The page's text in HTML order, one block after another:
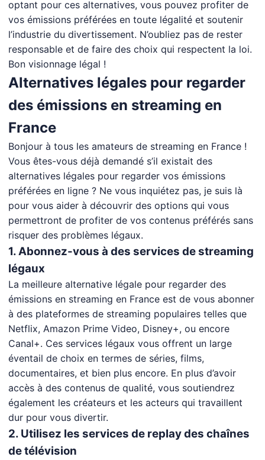
optant pour ces alternatives, vous pouvez profiter de
vos émissions préférées en toute légalité et soutenir
l’industrie du divertissement. N’oubliez pas de rester
responsable et de faire des choix qui respectent la loi.
Bon visionnage légal !
Alternatives légales pour regarder
des émissions en streaming en
France
Bonjour à tous les amateurs de streaming en France !
Vous êtes-vous déjà demandé s’il existait des
alternatives légales pour regarder vos émissions
préférées en ligne ? Ne vous inquiétez pas, je suis là
pour vous aider à découvrir des options qui vous
permettront de profiter de vos contenus préférés sans
risquer des problèmes légaux.
1. Abonnez-vous à des services de streaming
légaux
La meilleure alternative légale pour regarder des
émissions en streaming en France est de vous abonner
à des plateformes de streaming populaires telles que
Netflix, Amazon Prime Video, Disney+, ou encore
Canal+. Ces services légaux vous offrent un large
éventail de choix en termes de séries, films,
documentaires, et bien plus encore. En plus d’avoir
accès à des contenus de qualité, vous soutiendrez
également les créateurs et les acteurs qui travaillent
dur pour vous divertir.
2. Utilisez les services de replay des chaînes
de télévision